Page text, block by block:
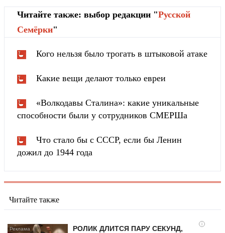
Читайте также: выбор редакции "Русской
Cемёрки"
Кого нельзя было трогать в штыковой атаке
Какие вещи делают только евреи
«Волкодавы Сталина»: какие уникальные
способности были у сотрудников СМЕРШа
Что стало бы с СССР, если бы Ленин
дожил до 1944 года
Читайте также
i
РОЛИК ДЛИТСЯ ПАРУ СЕКУНД,